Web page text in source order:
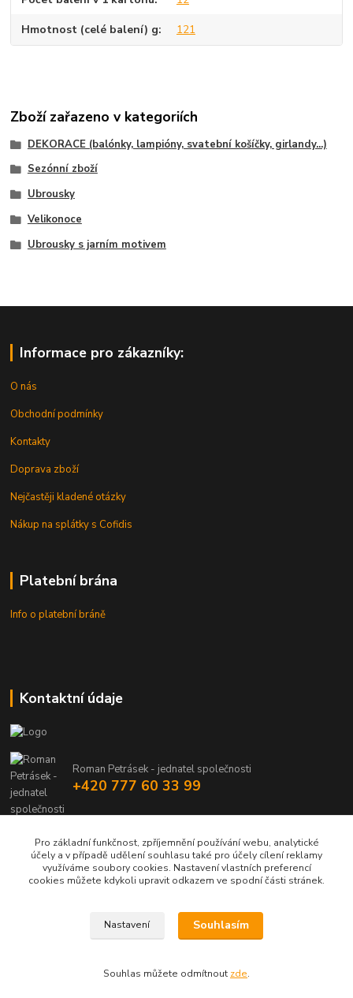
Hmotnost (celé balení) g 121
Zboží zařazeno v kategoriích
DEKORACE (balónky, lampióny, svatební košíčky, girlandy...)
Sezónní zboží
Ubrousky
Velikonoce
Ubrousky s jarním motivem
Informace pro zákazníky:
O nás
Obchodní podmínky
Kontakty
Doprava zboží
Nejčastěji kladené otázky
Nákup na splátky s Cofidis
Platební brána
Info o platební bráně
Kontaktní údaje
Roman Petrásek - jednatel společnosti
+420 777 60 33 99
Upravit sběr cookies.
Pro základní funkčnost, zpříjemnění používání webu, analytické
účely a v případě udělení souhlasu také pro účely cílení reklamy
využíváme soubory cookies. Nastavení vlastních preferencí
cookies můžete kdykoli upravit odkazem ve spodní části stránek.
Nastavení Souhlasím
Souhlas můžete odmítnout zde.